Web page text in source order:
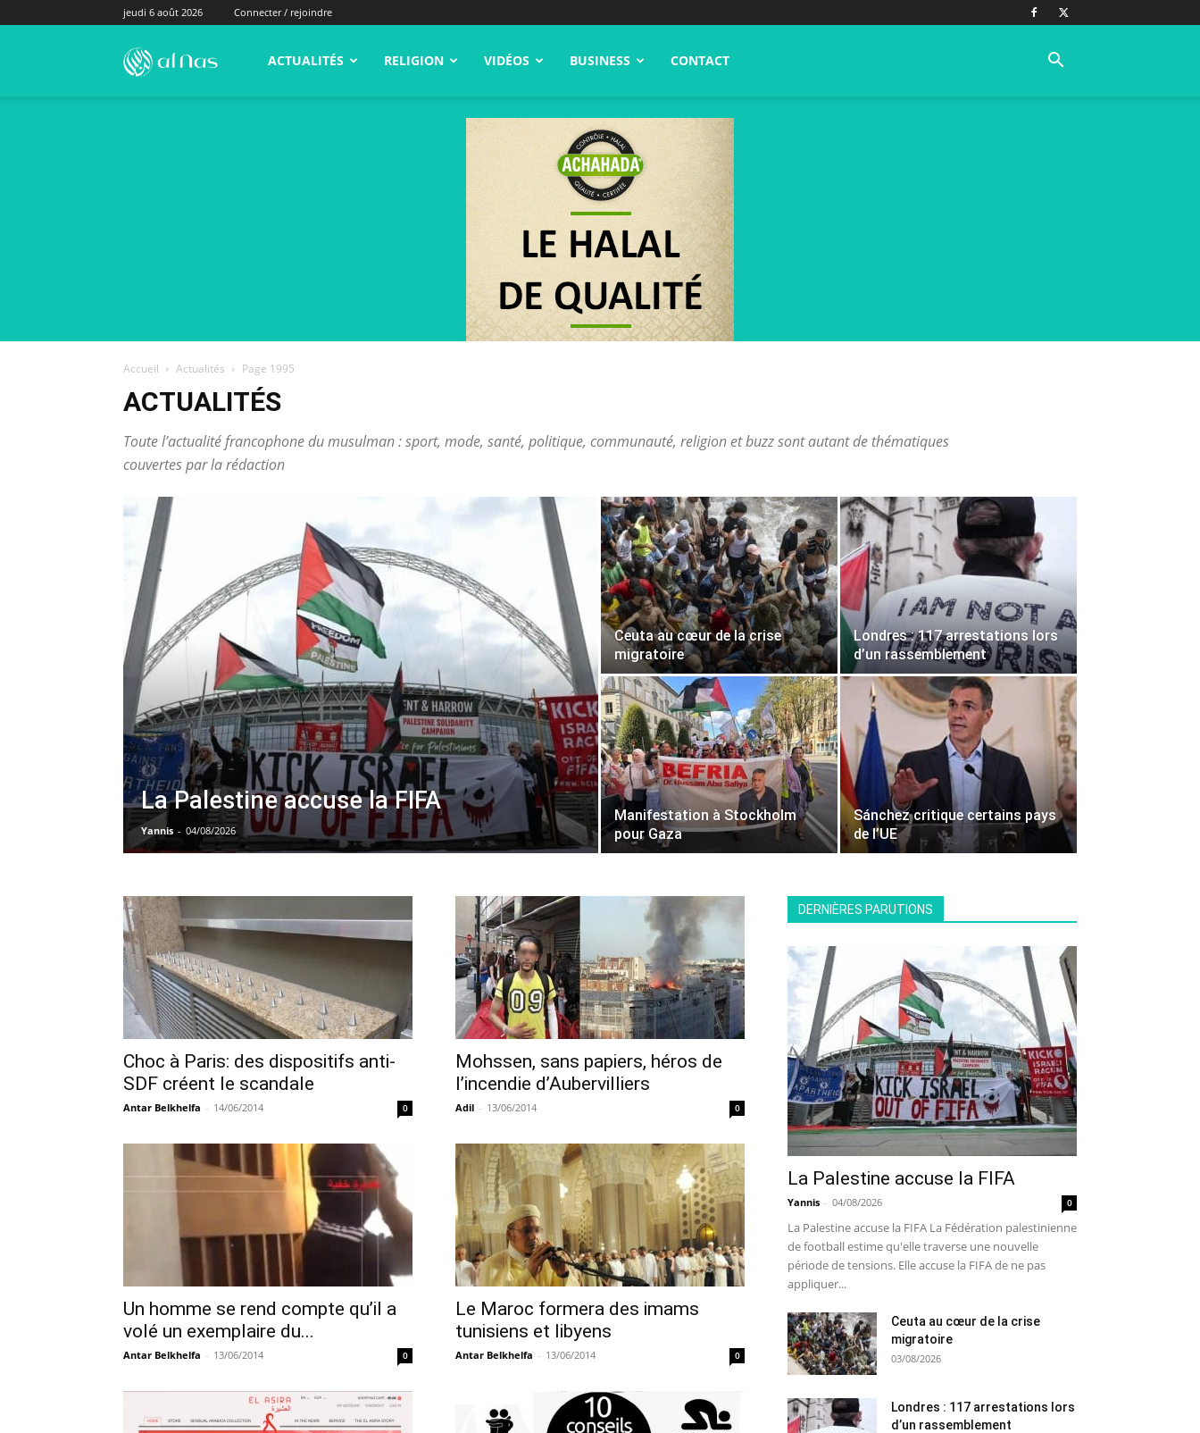
jeudi 6 août 2026 Connecter / rejoindre
alNas.fr ACTUALITÉS RELIGION VIDÉOS BUSINESS CONTACT
Accueil Actualités Page 1995
ACTUALITÉS
Toute l’actualité francophone du musulman : sport, mode, santé, politique, communauté, religion et buzz sont autant de thématiques
couvertes par la rédaction
La Palestine accuse la FIFA
Yannis - 04/08/2026
Ceuta au cœur de la crise
migratoire
Londres : 117 arrestations lors
d’un rassemblement
Manifestation à Stockholm
pour Gaza
Sánchez critique certains pays
de l’UE
Choc à Paris: des dispositifs anti-
SDF créent le scandale
Antar Belkhelfa - 14/06/2014 0
Mohssen, sans papiers, héros de
l’incendie d’Aubervilliers
Adil - 13/06/2014 0
Un homme se rend compte qu’il a
volé un exemplaire du...
Antar Belkhelfa - 13/06/2014 0
Le Maroc formera des imams
tunisiens et libyens
Antar Belkhelfa - 13/06/2014 0
DERNIÈRES PARUTIONS
La Palestine accuse la FIFA
Yannis - 04/08/2026 0
La Palestine accuse la FIFA La Fédération palestinienne
de football estime qu'elle traverse une nouvelle
période de tensions. Elle accuse la FIFA de ne pas
appliquer...
Ceuta au cœur de la crise
migratoire
03/08/2026
Londres : 117 arrestations lors
d’un rassemblement